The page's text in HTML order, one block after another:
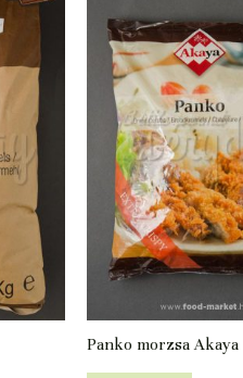
Panko morzsa Akaya